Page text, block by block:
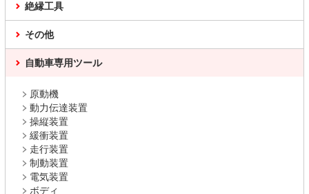
絶縁工具
その他
自動車専用ツール
原動機
動力伝達装置
操縦装置
緩衝装置
走行装置
制動装置
電気装置
ボディ